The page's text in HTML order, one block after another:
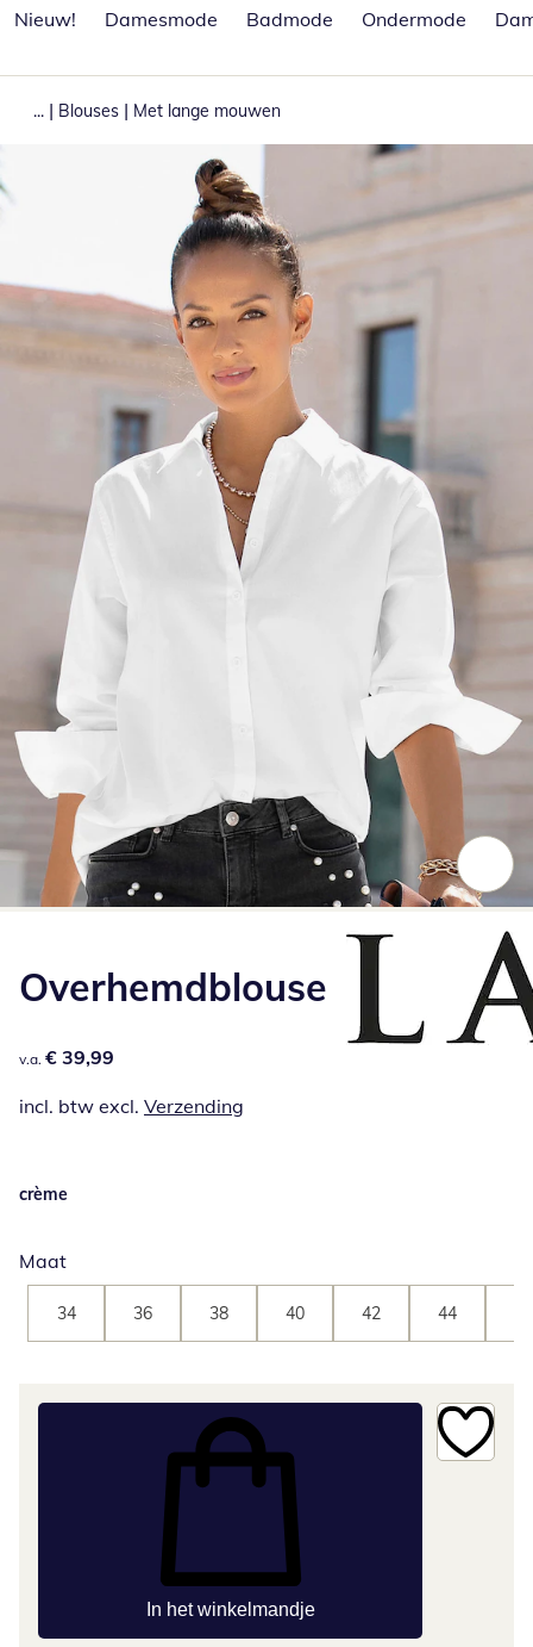
Nieuw!
Damesmode Badmode Ondermode
... | Blouses | Met lange mouwen
Overhemdblouse
€ 39,99
v.a. € 39,99
incl. btw excl. Verzending
crème
Maat
34 36 38 40 42 44
In het winkelmandje